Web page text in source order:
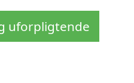
uforpligtende